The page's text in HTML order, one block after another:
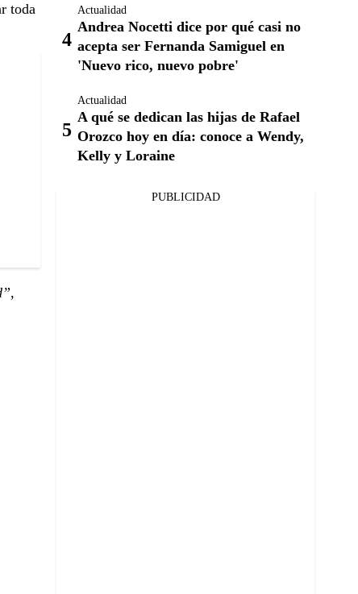
toda
,
Actualidad
Andrea Nocetti dice por qué casi no
acepta ser Fernanda Samiguel en
'Nuevo rico, nuevo pobre'
Actualidad
A qué se dedican las hijas de Rafael
Orozco hoy en día: conoce a Wendy,
Kelly y Loraine
PUBLICIDAD